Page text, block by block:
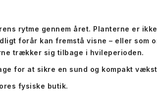
rytme gennem året. Planterne er ikke
forår kan fremstå visne – eller som
trækker sig tilbage i hvileperioden.
for at sikre en sund og kompakt
fysiske butik.